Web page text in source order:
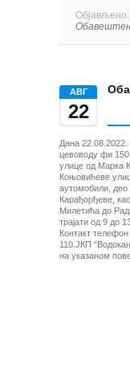
AВГ
22
Дана
цевоводу фи 150
улице од Марка
Коњовићеве
аутомобили,
Карађорђеве,
Милетића до
трајати од 9 до
Контакт
110.ЈКП
на указаном